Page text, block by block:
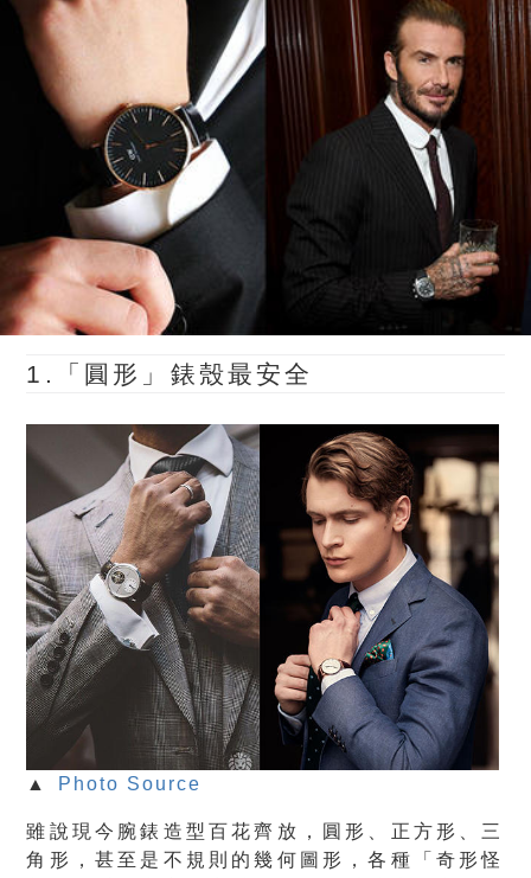
1.「圓形」錶殼最安全
▲ Photo Source
雖說現今腕錶造型百花齊放，圓形、正方形、三
角形，甚至是不規則的幾何圖形，各種「奇形怪